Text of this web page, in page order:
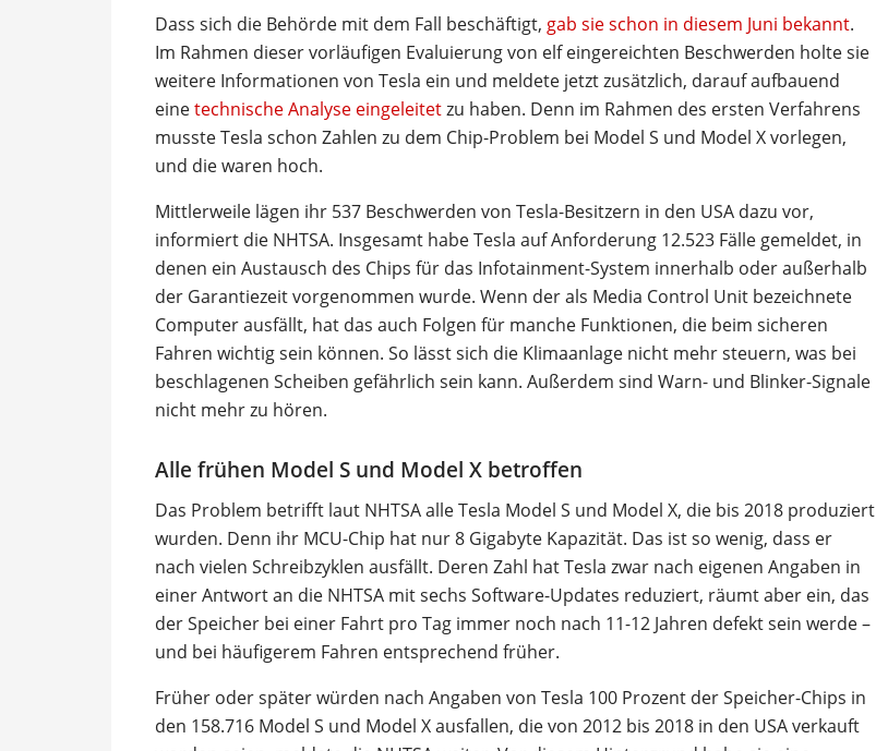
Dass sich die Behörde mit dem Fall beschäftigt, gab sie schon in diesem Juni bekannt.
Im Rahmen dieser vorläufigen Evaluierung von elf eingereichten Beschwerden holte sie
weitere Informationen von Tesla ein und meldete jetzt zusätzlich, darauf aufbauend
einetechnische Analyse eingeleitetzu haben. Denn im Rahmen des ersten Verfahrens
musste Tesla schon Zahlen zu dem Chip-Problem bei Model S und Model X vorlegen,
und die waren hoch.
Mittlerweile lägen ihr 537 Beschwerden von Tesla-Besitzern in den USA dazu vor,
informiert die NHTSA. Insgesamt habe Tesla auf Anforderung 12.523 Fälle gemeldet, in
denen ein Austausch des Chips für das Infotainment-System innerhalb oder außerhalb
der Garantiezeit vorgenommen wurde. Wenn der als Media Control Unit bezeichnete
Computer ausfällt, hat das auch Folgen für manche Funktionen, die beim sicheren
Fahren wichtig sein können. So lässt sich die Klimaanlage nicht mehr steuern, was bei
beschlagenen Scheiben gefährlich sein kann. Außerdem sind Warn- und Blinker-Signale
nicht mehr zu hören.
Alle frühen Model S und Model X betroffen
Das Problem betrifft laut NHTSA alle Tesla Model S und Model X, die bis 2018 produziert
wurden. Denn ihr MCU-Chip hat nur 8 Gigabyte Kapazität. Das ist so wenig, dass er
nach vielen Schreibzyklen ausfällt. Deren Zahl hat Tesla zwar nach eigenen Angaben in
einer Antwort an die NHTSA mit sechs Software-Updates reduziert, räumt aber ein, das
der Speicher bei einer Fahrt pro Tag immer noch nach 11-12 Jahren defekt sein werde –
und bei häufigerem Fahren entsprechend früher.
Früher oder später würden nach Angaben von Tesla 100 Prozent der Speicher-Chips in
den 158.716 Model S und Model X ausfallen, die von 2012 bis 2018 in den USA verkauft